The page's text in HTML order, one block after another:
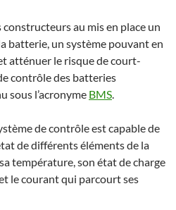
au mis en place un
batterie, un système pouvant en
atténuer le risque de court-
contrôle des batteries
sous l’acronyme BMS
de contrôle est capable de
de différents éléments de la
température, son état de charge
le courant qui parcourt ses